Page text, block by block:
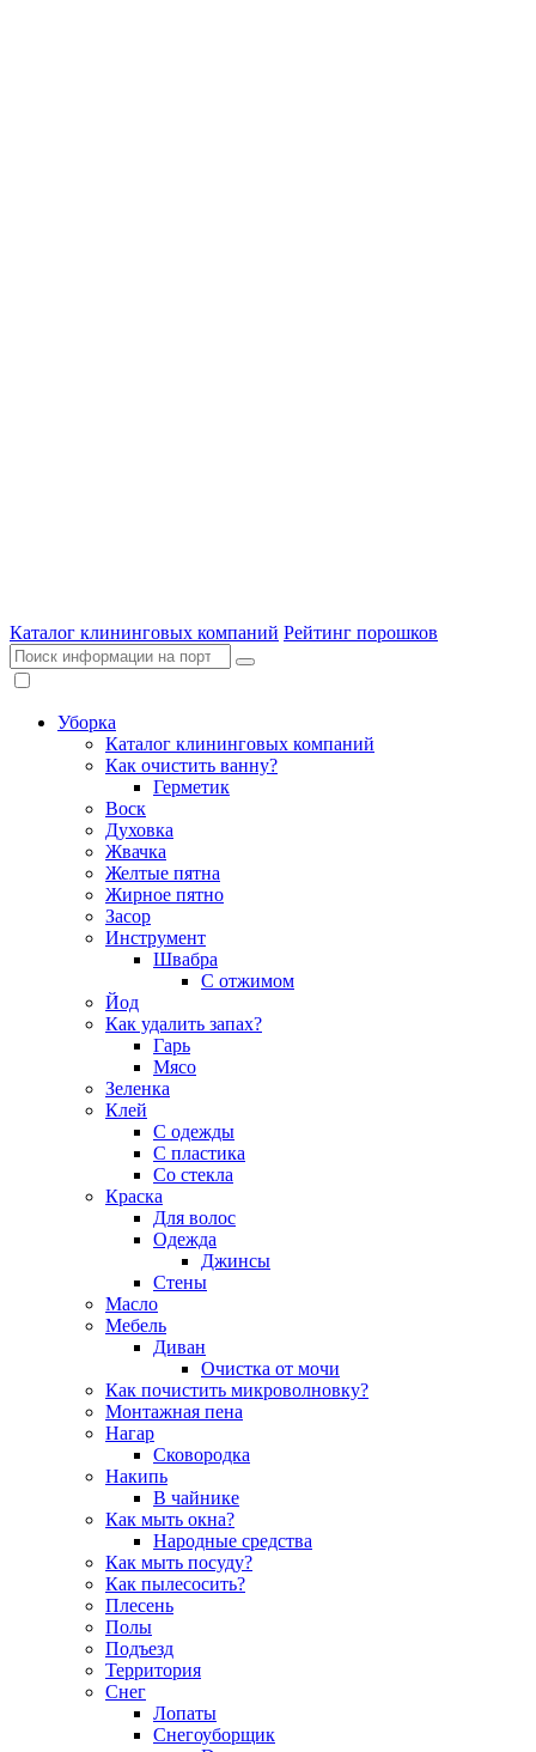
Каталог клининговых компаний Рейтинг порошков
Уборка
Каталог клининговых компаний
Как очистить ванну?
Герметик
Воск
Духовка
Жвачка
Желтые пятна
Жирное пятно
Засор
Инструмент
Швабра
С отжимом
Йод
Как удалить запах?
Гарь
Мясо
Зеленка
Клей
С одежды
С пластика
Со стекла
Краска
Для волос
Одежда
Джинсы
Стены
Масло
Мебель
Диван
Очистка от мочи
Как почистить микроволновку?
Монтажная пена
Нагар
Сковородка
Накипь
В чайнике
Как мыть окна?
Народные средства
Как мыть посуду?
Как пылесосить?
Плесень
Полы
Подъезд
Территория
Снег
Лопаты
Снегоуборщик